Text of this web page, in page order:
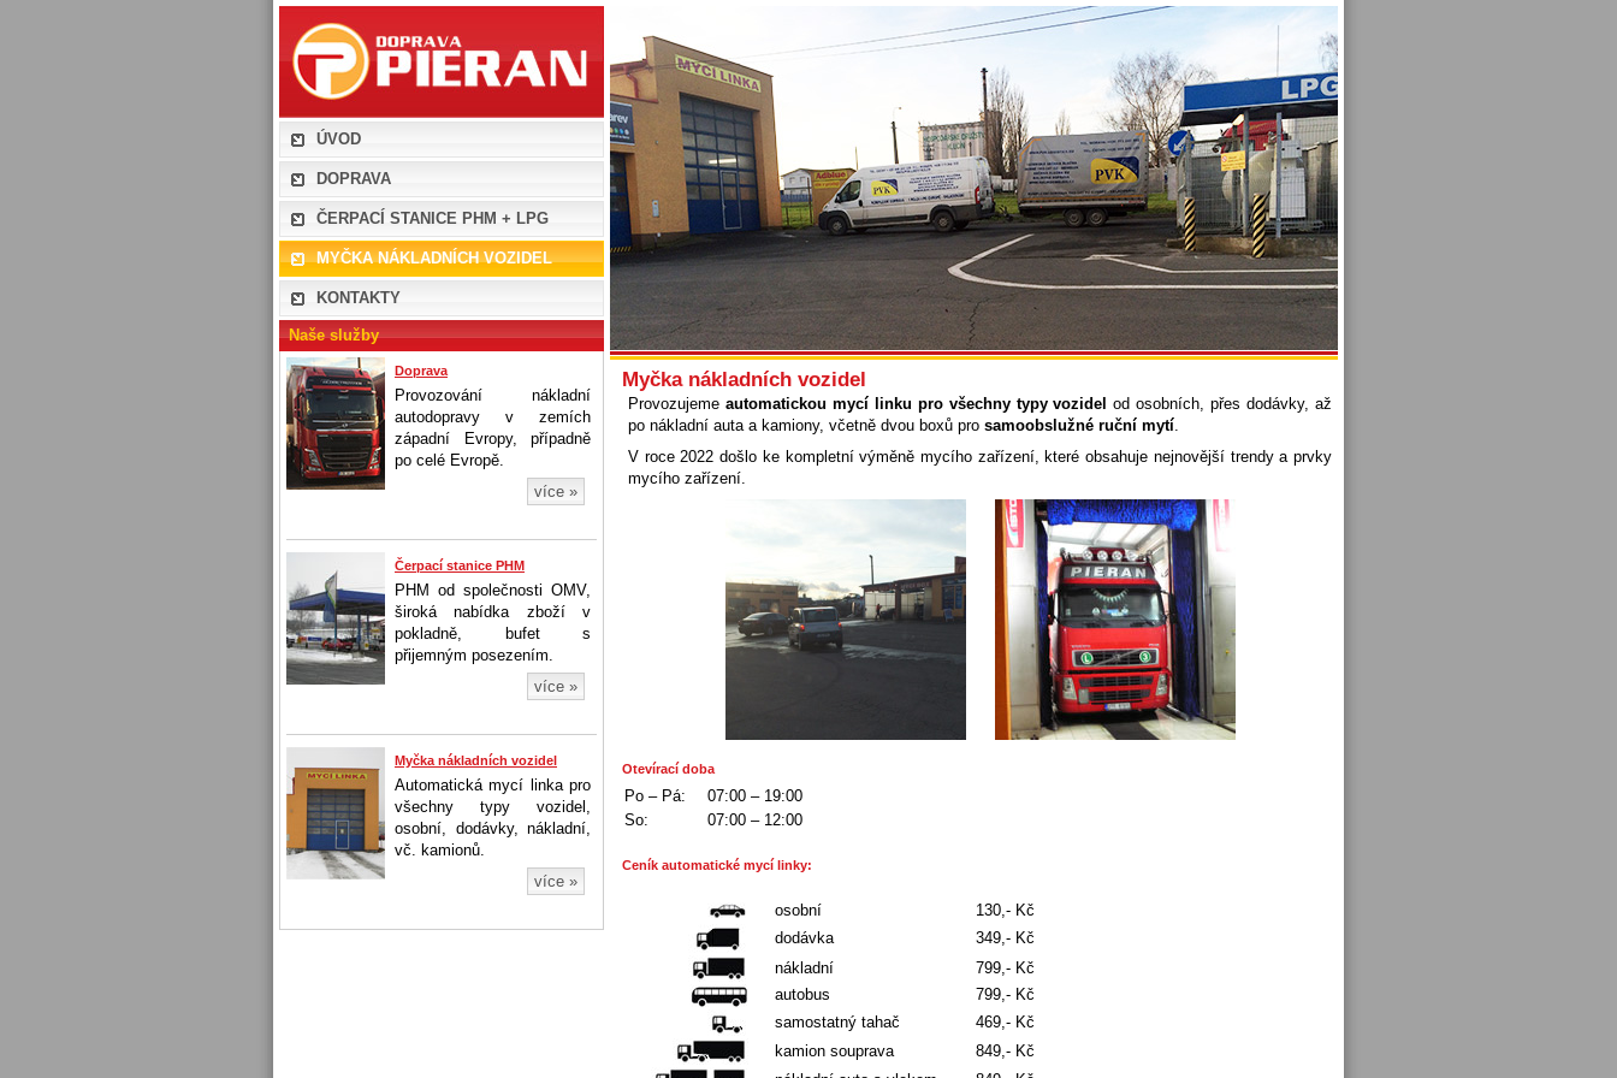
PIERAN company s.r.o. - myčka vozidel
ÚVOD
DOPRAVA
ČERPACÍ STANICE PHM + LPG
MYČKA NÁKLADNÍCH VOZIDEL
KONTAKTY
Naše služby
Doprava
Provozování nákladní
autodopravy v zemích
západní Evropy, případně
po celé Evropě.
více »
Čerpací stanice PHM
PHM od společnosti OMV,
široká nabídka zboží v
pokladně, bufet s
přijemným posezením.
více »
Myčka nákladních vozidel
Automatická mycí linka pro
všechny typy vozidel,
osobní, dodávky, nákladní,
vč. kamionů.
více »
Myčka nákladních vozidel
Provozujeme automatickou mycí linku pro všechny typy vozidel od osobních, přes dodávky, až
po nákladní auta a kamiony, včetně dvou boxů pro samoobslužné ruční mytí.
V roce 2022 došlo ke kompletní výměně mycího zařízení, které obsahuje nejnovější trendy a prvky
mycího zařízení.
Otevírací doba
Po – Pá:
07:00 – 19:00
So:
07:00 – 12:00
Ceník automatické mycí linky:
osobní
130,- Kč
dodávka
349,- Kč
nákladní
799,- Kč
autobus
799,- Kč
samostatný tahač
469,- Kč
kamion souprava
849,- Kč